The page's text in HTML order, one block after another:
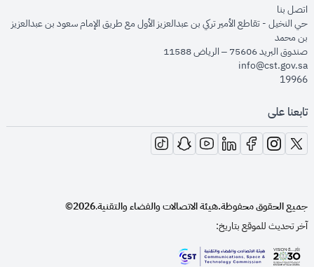
اتصل بنا
حي النخيل - تقاطع الأمير تركي بن عبدالعزيز الأول مع طريق الإمام سعود بن عبدالعزيز
بن محمد
صندوق البريد 75606 – الرياض 11588
info@cst.gov.sa
19966
تابعنا على
opens in new window
opens in new window
opens in new window
opens in new window
opens in new window
opens in new window
opens in new window
جميع الحقوق محفوظة.هيئة الاتصالات والفضاء والتقنية.
2026©
آخر تحديث للموقع بتاريخ: